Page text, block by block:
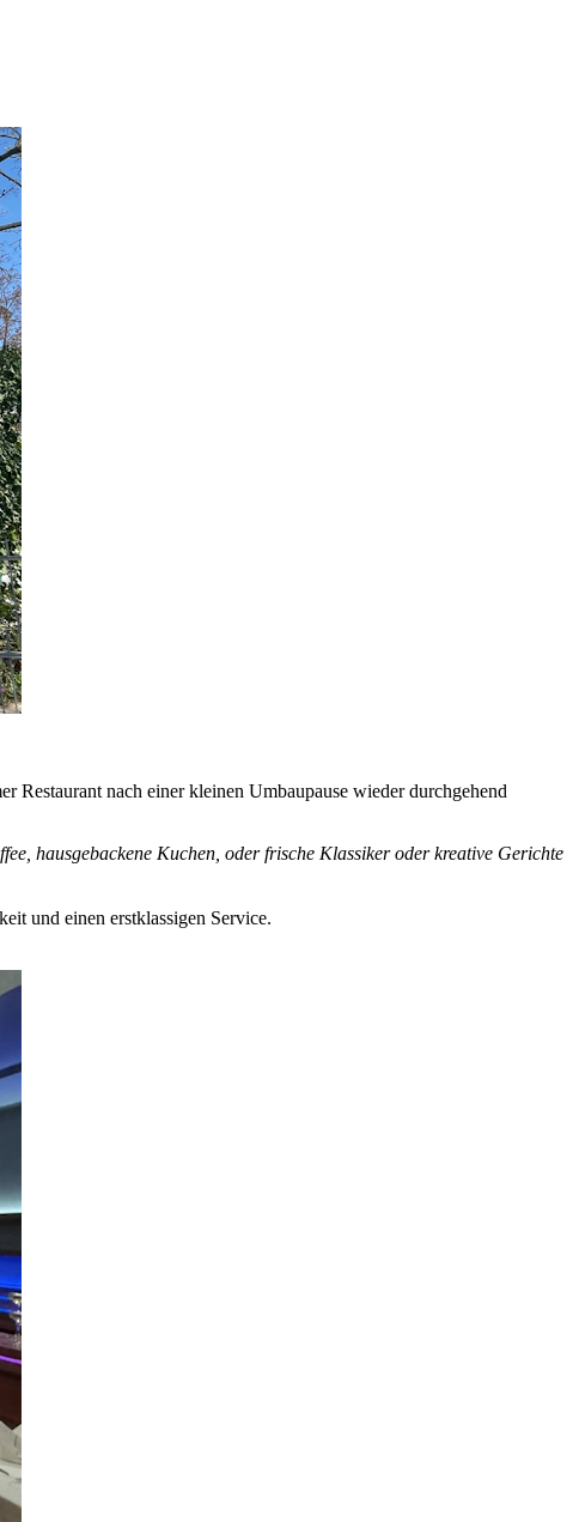
Restaurant nach einer kleinen Umbaupause wieder durchgehend
hausgebackene Kuchen, oder frische Klassiker oder kreative Gerichte
und einen erstklassigen Service.